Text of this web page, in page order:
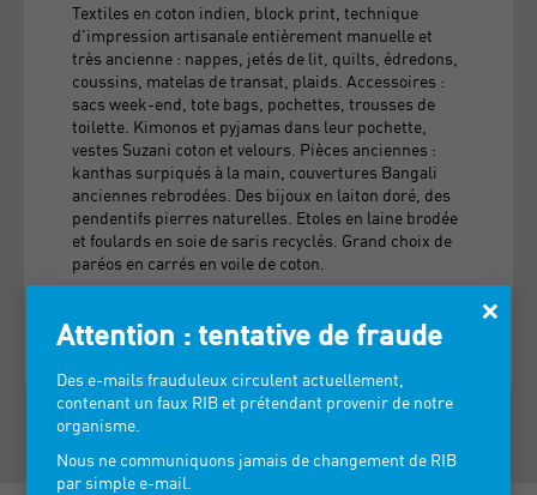
Textiles en coton indien, block print, technique
d'impression artisanale entièrement manuelle et
très ancienne : nappes, jetés de lit, quilts, édredons,
coussins, matelas de transat, plaids. Accessoires :
sacs week-end, tote bags, pochettes, trousses de
toilette. Kimonos et pyjamas dans leur pochette,
vestes Suzani coton et velours. Pièces anciennes :
kanthas surpiqués à la main, couvertures Bangali
anciennes rebrodées. Des bijoux en laiton doré, des
pendentifs pierres naturelles. Etoles en laine brodée
et foulards en soie de saris recyclés. Grand choix de
paréos en carrés en voile de coton.
×
Attention : tentative de fraude
Des e-mails frauduleux circulent actuellement,
contenant un faux RIB et prétendant provenir de notre
organisme.
Nous ne communiquons jamais de changement de RIB
par simple e-mail.